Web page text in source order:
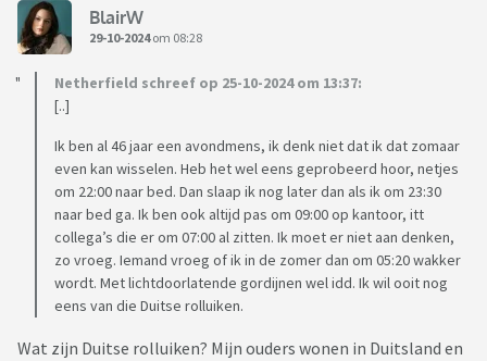
BlairW
29-10-2024om 08:28
Netherfield schreef op 25-10-2024 om 13:37:
[..]
Ik ben al 46 jaar een avondmens, ik denk niet dat ik dat zomaar
even kan wisselen. Heb het wel eens geprobeerd hoor, netjes
om 22:00 naar bed. Dan slaap ik nog later dan als ik om 23:30
naar bed ga. Ik ben ook altijd pas om 09:00 op kantoor, itt
collega’s die er om 07:00 al zitten. Ik moet er niet aan denken,
zo vroeg. Iemand vroeg of ik in de zomer dan om 05:20 wakker
wordt. Met lichtdoorlatende gordijnen wel idd. Ik wil ooit nog
eens van die Duitse rolluiken.
Wat zijn Duitse rolluiken? Mijn ouders wonen in Duitsland en